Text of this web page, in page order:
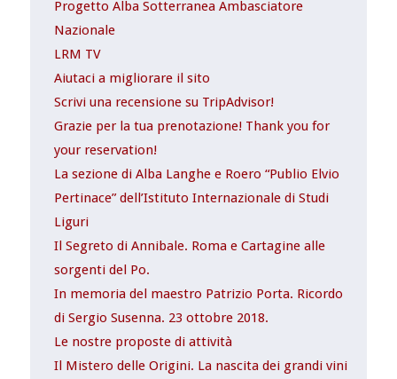
Progetto Alba Sotterranea Ambasciatore
Nazionale
LRM TV
Aiutaci a migliorare il sito
Scrivi una recensione su TripAdvisor!
Grazie per la tua prenotazione! Thank you for
your reservation!
La sezione di Alba Langhe e Roero “Publio Elvio
Pertinace” dell’Istituto Internazionale di Studi
Liguri
Il Segreto di Annibale. Roma e Cartagine alle
sorgenti del Po.
In memoria del maestro Patrizio Porta. Ricordo
di Sergio Susenna. 23 ottobre 2018.
Le nostre proposte di attività
Il Mistero delle Origini. La nascita dei grandi vini